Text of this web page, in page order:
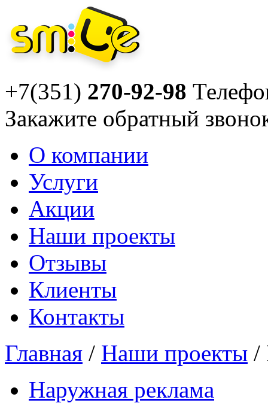
+7(351) 270-92-98
Закажите обратный
О компании
Услуги
Акции
Наши проекты
Отзывы
Клиенты
Контакты
Главная / Наши проекты /
Наружная реклама